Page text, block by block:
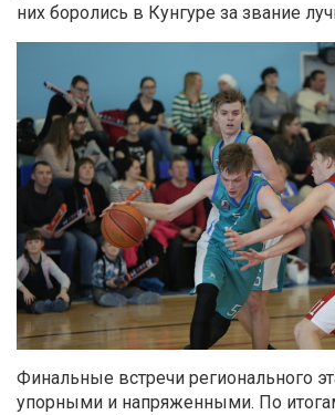
них боролись в Кунгуре за звание
Финальные встречи регионального
упорными и напряженными. По